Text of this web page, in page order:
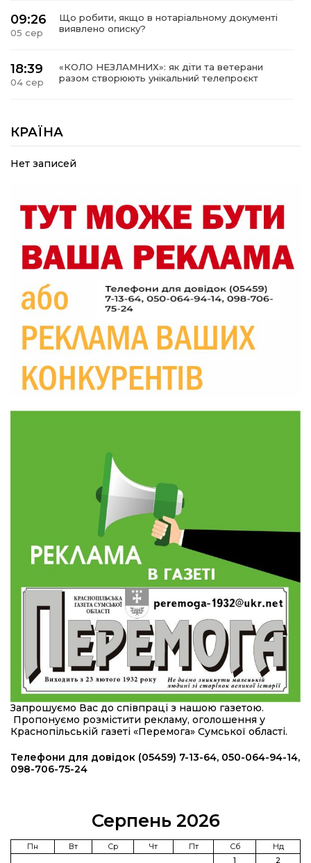
09:26
05 сер
Що робити, якщо в нотаріальному документі
виявлено описку?
18:39
04 сер
«КОЛО НЕЗЛАМНИХ»: як діти та ветерани
разом створюють унікальний телепроєкт
04 сер
прикордоння до втраченого дому
19:36
Пишіть листи самому собі, або як уникнути
19:29
30 лип
«Все закінчиться, приїду й одружуся…»: Пам’яті
26-річного Захисника Богдана Ємця (ВІДЕО)
20:06
Паливо по 100 грн та ризик дефіциту: чому в
28 лип
Житлові сертифікати, підготовка до зими та
підтримка ВПО: підсумки засідання виконкому
Краснопільської селищної ради
10:36
28 лип
Валентина Масалітіна: «Нас тримає віра в
Перемогу і повернення додому»
Обмежено придатний, але безмежно
вмотивований: Як колишній лісівник став асом
артилерії
490 пацієнтів та 15 відвіданих сіл: МБФ
«Альянс громадського здоров’я» підбив
підсумки роботи мобільних клінік у Сумській
області
12:24
23 лип
Покинув безпечне життя за кордоном, щоб
захистити рідну землю: пам’яті Сергія
Балабаєнка (ВІДЕО)
23 лип
Командир гармати Руслан Козирін: «Змінити
підрозділ чи бригаду – навіть думки не було»
20:36
22 лип
Нова кав’ярня в Сумах: як родина військового
з Краснопілля відкрила «Лев каву» за грантові
кошти (ВІДЕО)
14:37
21 лип
Захищав кордон до останнього подиху:
пам’яті полеглого прикордонника Олександра
Від штанги до «крил»: як спорт і характер
колишнього паверліфтера гартують перемогу
на Донеччині
КРАЇНА
Нет записей
Запрошуємо Вас до співпраці з нашою газетою.
Пропонуємо розмістити рекламу, оголошення у
Краснопільській газеті «Перемога» Сумської області.
Телефони для довідок (05459) 7-13-64, 050-064-94-14,
098-706-75-24
Серпень 2026
Пн Вт Ср Чт Пт Сб
Нд
1
2